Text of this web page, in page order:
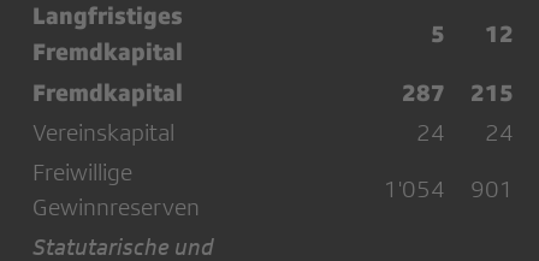
Langfristiges
Fremdkapital
5 12
Fremdkapital 287 215
Vereinskapital 24
24
Freiwillige
Gewinnreserven
1'054 901
Statutarische und